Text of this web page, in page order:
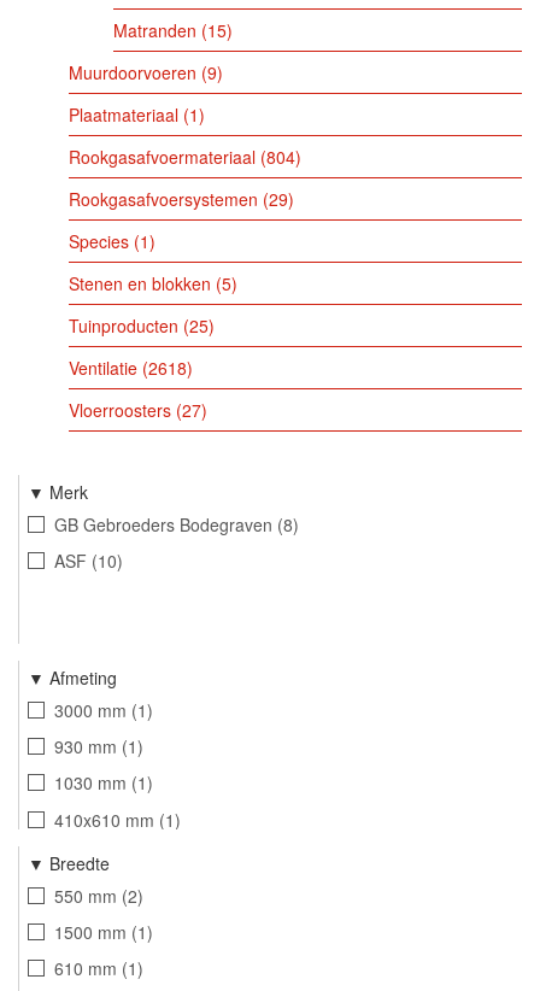
Matranden 15
Muurdoorvoeren 9
Plaatmateriaal 1
Rookgasafvoermateriaal 804
Rookgasafvoersystemen 29
Species 1
Stenen en blokken 5
Tuinproducten 25
Ventilatie 2618
Vloerroosters 27
Merk
GB Gebroeders Bodegraven 8
ASF 10
Afmeting
3000 mm 1
930 mm 1
1030 mm 1
410x610 mm 1
510x710 mm
510x810 mm
610x810 mm
610x910 mm
Breedte
550 mm 2
1500 mm 1
610 mm 1